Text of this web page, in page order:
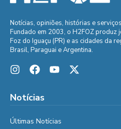
Notícias, opiniões, histórias e
Fundado em 2003, o H2FOZ
Foz do Iguaçu (PR) e as cidades da
Brasil, Paraguai e Argentina.
Notícias
Últimas Notícias